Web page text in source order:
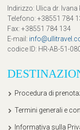
Indirizzo: Ulica dr.
Telefono: +38551 784
Fax: +38551 784 134
E-mail :
codice ID: HR-AB-51-
Procedura di
Termini generali e
Informativa sulla